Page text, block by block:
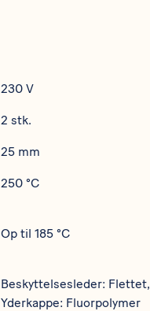
230 V
2 stk.
25 mm
250 °C
Op til 185 °C
Beskyttelsesleder: Flettet,
Yderkappe: Fluorpolymer